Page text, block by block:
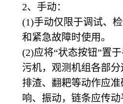
2、手动：
(1)手动仅限于调试、
和紧急故障时使用。
(2)应将“状态按钮”置
污机，观测机组各部分
排渣、翻耙等动作应
响、振动，链条应传动